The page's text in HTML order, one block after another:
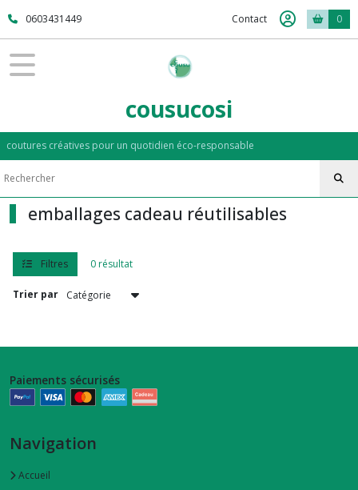
0603431449 Contact 0
cousucosi
coutures créatives pour un quotidien éco-responsable
emballages cadeau réutilisables
Filtres 0 résultat
Trier par
Fermer
FILTRES
ZERO
DECHET
essuie
(4)
charlotte
(14)
étuis
à
(3)
Paiements sécurisés
Navigation
Accueil